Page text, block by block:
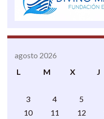
agosto 2026
L
M X J
3
4 5
10
11 12